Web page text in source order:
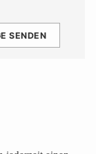
SENDEN